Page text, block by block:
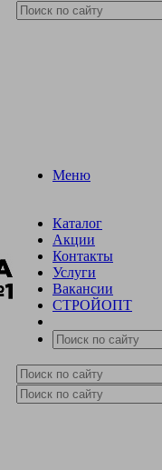
Меню
Каталог
Акции
Контакты
Услуги
Вакансии
СТРОЙОПТ